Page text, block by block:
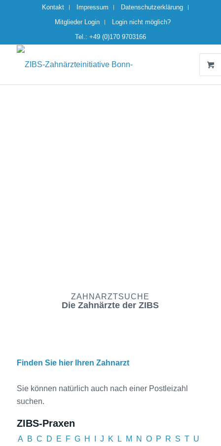
Kontakt Impressum
Datenschutzerklärung
Mitglieder Login
Login nicht möglich?
Tel.: +49 (0)170 9703166
ZAHNARZTSUCHE
Die Zahnärzte der ZIBS
Finden Sie hier Ihren Zahnarzt
Sie können natürlich auch nach einer Postleizahl
suchen.
ZIBS-Praxen
A B C D E F G H J K L M N O P R S T U